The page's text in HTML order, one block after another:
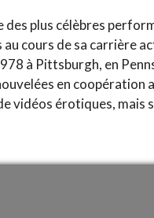
des plus célèbres
cours de sa carrière
à Pittsburgh, en
en coopération
vidéos érotiques,